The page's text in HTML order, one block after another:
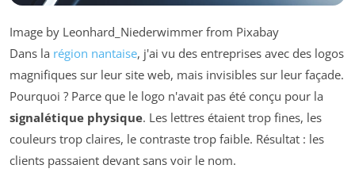
Image by Leonhard_Niederwimmer from Pixabay
Dans la région nantaise, j'ai vu des entreprises avec des logos
magnifiques sur leur site web, mais invisibles sur leur façade.
Pourquoi ? Parce que le logo n'avait pas été conçu pour la
signalétique physique. Les lettres étaient trop fines, les
couleurs trop claires, le contraste trop faible. Résultat : les
clients passaient devant sans voir le nom.